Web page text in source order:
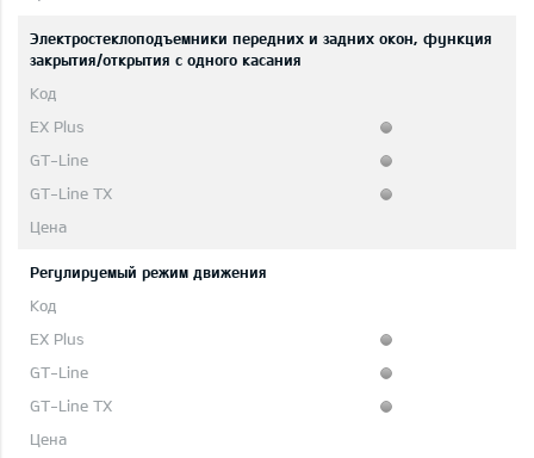
Электростеклоподъемники передних и задних окон, функция
закрытия/открытия с одного касания
Регулируемый режим движения